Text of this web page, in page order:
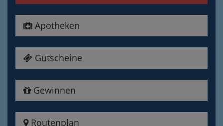
Apotheken
Gutscheine
Gewinnen
Routenplan